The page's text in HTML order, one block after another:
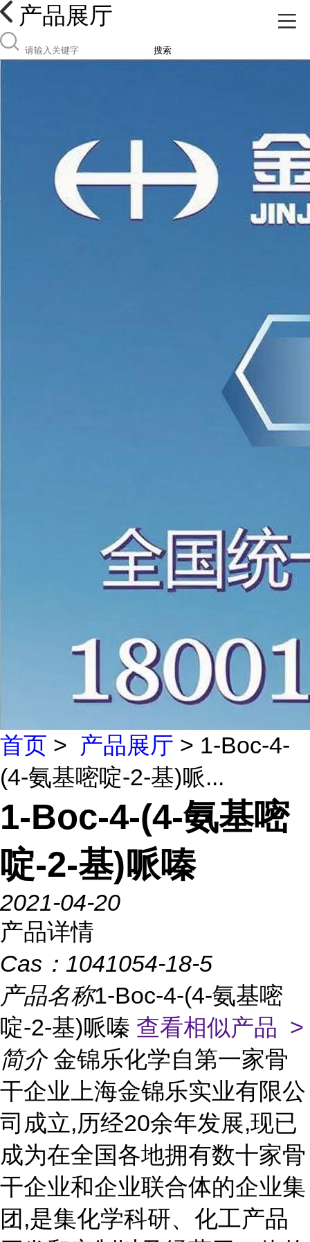
产品展厅
搜索
首页 > 产品展厅 > 1-Boc-4-
(4-氨基嘧啶-2-基)哌...
1-Boc-4-(4-氨基嘧
啶-2-基)哌嗪
2021-04-20
产品详情
Cas： 1041054-18-5
产品名称1-Boc-4-(4-氨基嘧
啶-2-基)哌嗪 查看相似产品 >
简介 金锦乐化学自第一家骨
干企业上海金锦乐实业有限公
司成立,历经20余年发展,现已
成为在全国各地拥有数十家骨
干企业和企业联合体的企业集
团,是集化学科研、化工产品